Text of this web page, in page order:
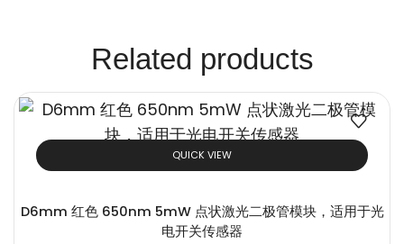
Related products
QUICK VIEW
D6mm 红色 650nm 5mW 点状激光二极管模块，适用于光
电开关传感器